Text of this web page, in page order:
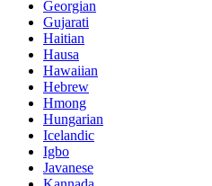
Georgian
Gujarati
Haitian
Hausa
Hawaiian
Hebrew
Hmong
Hungarian
Icelandic
Igbo
Javanese